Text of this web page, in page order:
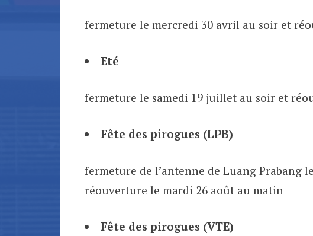
fermeture le mercredi 30 avril au soir et
Eté
fermeture le samedi 19 juillet au soir et
Fête des pirogues (LPB)
fermeture de l’antenne de Luang Prabang
réouverture le mardi 26 août au matin
Fête des pirogues (VTE)